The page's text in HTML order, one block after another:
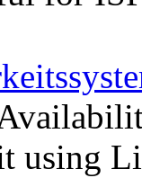
using